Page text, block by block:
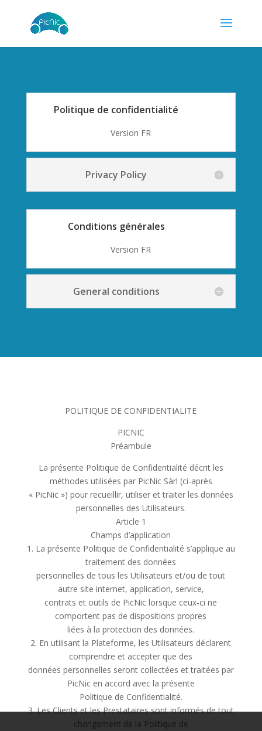
Politique de confidentialité
Version FR
Privacy Policy
Conditions générales
Version FR
General conditions
POLITIQUE DE CONFIDENTIALITE
PICNIC
Préambule
La présente Politique de Confidentialité décrit les
méthodes utilisées par PicNic Sàrl (ci-après
« PicNic ») pour recueillir, utiliser et traiter les données
personnelles des Utilisateurs.
Article 1
Champs d’application
1. La présente Politique de Confidentialité s’applique au
traitement des données
personnelles de tous les Utilisateurs et/ou de tout
autre site internet, application, service,
contrats et outils de PicNic lorsque ceux-ci ne
comportent pas de dispositions propres
liées à la protection des données.
2. En utilisant la Plateforme, les Utilisateurs déclarent
comprendre et accepter que des
données personnelles seront collectées et traitées par
PicNic en accord avec la présente
Politique de Confidentialité.
3. Les Clients et les Prestataires sont informés de tout
changement de la Politique de